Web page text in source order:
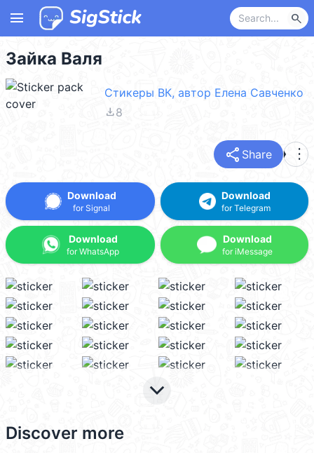
menu search
Зайка Валя
Стикеры ВК, автор Елена Савченко
file_download8
share Share more_vert
Download
for Signal
Download
for WhatsApp
Download
for Telegram
Download
for iMessage
keyboard_arrow_down
Discover more